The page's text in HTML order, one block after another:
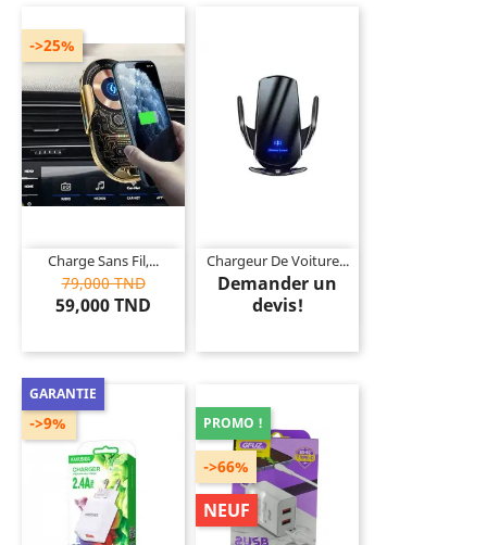
Charge Sans Fil,...
79,000 TND
59,000 TND
->25%
Chargeur De Voiture...
Demander un
devis!
GARANTIE
->9%
->66%
PROMO !
NEUF